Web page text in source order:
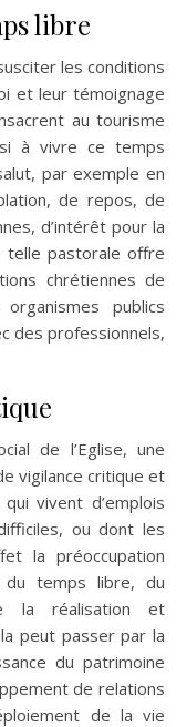
libre
les conditions
et leur témoignage
au tourisme
à vivre ce temps
par exemple en
de repos, de
d’intérêt pour la
telle pastorale offre
chrétiennes de
publics
des professionnels,
de l’Eglise, une
vigilance critique et
vivent d’emplois
ou dont les
la préoccupation
temps libre, du
réalisation et
peut passer par la
du patrimoine
de relations
de la vie